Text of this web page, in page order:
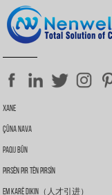
Xane
Çûna Nava
Paqij Bûn
Pirsên Pir Tên Pirsîn
Em Karê Dikin（人才引进）